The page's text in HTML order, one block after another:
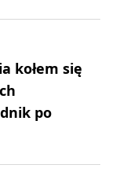
kołem się
po